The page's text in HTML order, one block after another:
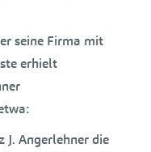
seine Firma mit
erhielt
J. Angerlehner die